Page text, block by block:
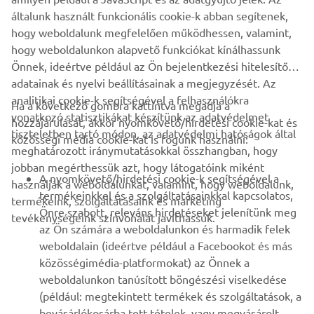
the bikes being dished out on a first come, first served
basis.
VÁLLALATI
B2B
TÖBB YAMAHA
TÁMOGATÁS
HÍRLEVÉL
általunk használt funkcionális cookie-k abban segítenek,
hogy weboldalunk megfelelően működhessen, valamint,
hogy weboldalunkon alapvető funkciókat kínálhassunk
Önnek, ideértve például az Ön bejelentkezési hitelesítő
adatainak és nyelvi beállításainak a megjegyzését. Az
analitikai cookie-k segítségével a felhasználókra
vonatkozó statisztikákat készítünk az adatvédelmet
tiszteletben tartó módon, az adatvédelmi hatóságok által
meghatározott iránymutatásokkal összhangban, hogy
jobban megérthessük azt, hogy látogatóink miként
használják a weboldalunkat, valamint, hogy weboldalunk,
termékeink, szolgáltatásaink és marketing
tevékenységeink színvonalát javíthassuk.
Ha a következő gombra kattintva megadja a
hozzájárulását, akkor nyomkövető/hirdetési cookie-kat és
közösségi média cookie-kat is fogunk használni:
A nyomkövető/hirdetési cookie-k segítségével a
termékeinkkel és a szolgáltatásainkkal kapcsolatos,
Önre szabott, releváns hirdetéseket jelenítünk meg
az Ön számára a weboldalunkon és harmadik felek
weboldalain (ideértve például a Facebookot és más
közösségimédia-platformokat) az Önnek a
weboldalunkon tanúsított böngészési viselkedése
(például: megtekintett termékek és szolgáltatások, a